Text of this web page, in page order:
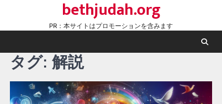
content
bethjudah.org
PR：本サイトはプロモーションを含みます
タグ: 解説